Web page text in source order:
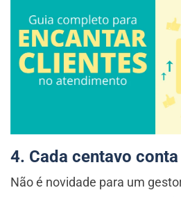
4. Cada centavo conta
Não é novidade para um